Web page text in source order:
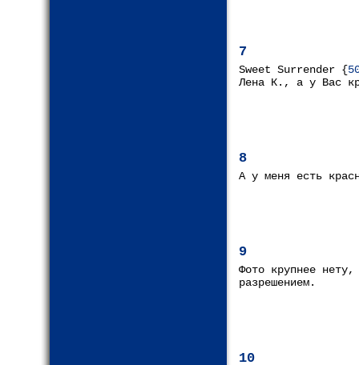
7
Sweet Surrender {
Лена К., а у Вас
8
А у меня есть
9
Фото крупнее
разрешением.
10